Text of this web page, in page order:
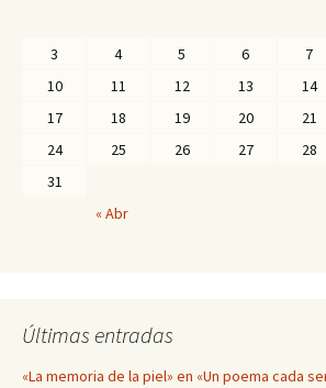
3
4 5 6 7
10
11 12 13 14
17
18 19 20 21
24
25 26 27 28
31
« Abr
Últimas entradas
«La memoria de la piel» en «Un poema cada